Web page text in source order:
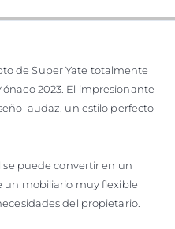
de Super Yate totalmente
2023. El impresionante
audaz, un estilo perfecto
se puede convertir en un
mobiliario muy flexible
del propietario.